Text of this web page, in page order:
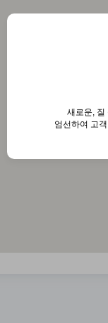
새로운, 질
엄선하여 고